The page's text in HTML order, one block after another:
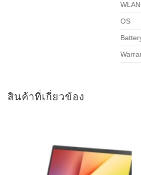
WLAN
OS
สินค้าที่เกี่ยวข้อง
Add to